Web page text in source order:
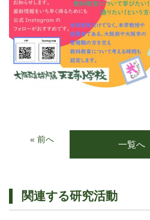
« 前へ 一覧へ
関連する研究活動